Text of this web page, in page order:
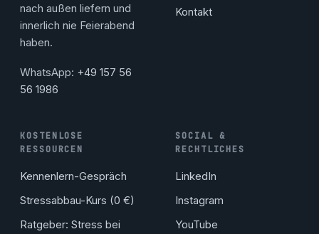
nach außen liefern und
innerlich nie Feierabend
haben.
WhatsApp: +49 157 56
56 1986
Kontakt
KOSTENLOSE
RESSOURCEN
Kennenlern-Gespräch
Stressabbau-Kurs (0 €)
Ratgeber: Stress bei
SOCIAL &
RECHTLICHES
LinkedIn
Instagram
YouTube